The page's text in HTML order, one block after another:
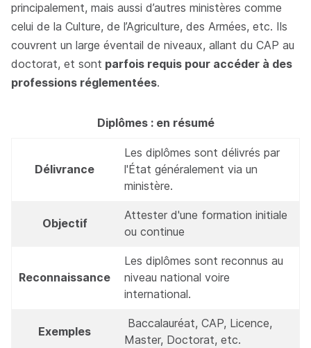
principalement, mais aussi d’autres ministères comme
celui de la Culture, de l’Agriculture, des Armées, etc. Ils
couvrent un large éventail de niveaux, allant du CAP au
doctorat, et sont parfois requis pour accéder à des
professions réglementées.
Diplômes : en résumé
Délivrance
Les diplômes sont délivrés par
l'État généralement via un
ministère.
Objectif
Attester d'une formation initiale
ou continue
Reconnaissance
Les diplômes sont reconnus au
niveau national voire
international.
Exemples
Baccalauréat, CAP, Licence,
Master, Doctorat, etc.